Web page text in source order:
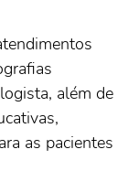
além de
as pacientes